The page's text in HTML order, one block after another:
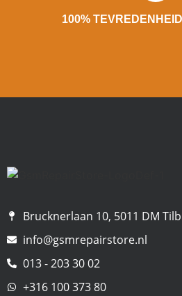
100%
Brucknerlaan 10, 5011 DM
info@gsmrepairstore.nl
013 - 203 30 02
+316 100 373 80